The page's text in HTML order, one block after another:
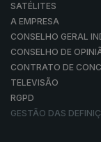
SATÉLITES
A EMPRESA
CONSELHO GERAL
CONSELHO DE
CONTRATO DE
TELEVISÃO
RGPD
GESTÃO DAS